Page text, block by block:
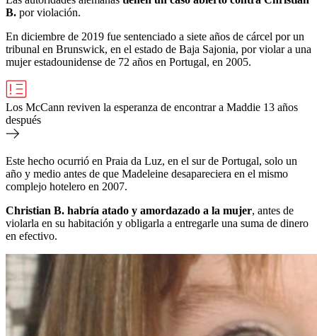
B. por violación.
En diciembre de 2019 fue sentenciado a siete años de cárcel por un
tribunal en Brunswick, en el estado de Baja Sajonia, por violar a una
mujer estadounidense de 72 años en Portugal, en 2005.
Los McCann reviven la esperanza de encontrar a Maddie 13 años
después
Este hecho ocurrió en Praia da Luz, en el sur de Portugal, solo un
año y medio antes de que Madeleine desapareciera en el mismo
complejo hotelero en 2007.
Christian B. habría atado y amordazado a la mujer, antes de
violarla en su habitación y obligarla a entregarle una suma de dinero
en efectivo.